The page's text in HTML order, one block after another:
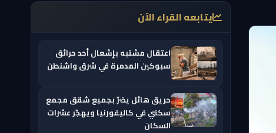
يتابعه القراء الآن
اعتقال مشتبه بإشعال أحد حرائق
سبوكين المدمرة في شرق واشنطن
حريق هائل يضرّ بجميع شقق مجمع
سكني في كاليفورنيا ويهجّر عشرات
السكان